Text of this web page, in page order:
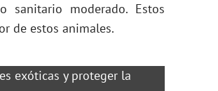
sanitario moderado. Estos
de estos animales.